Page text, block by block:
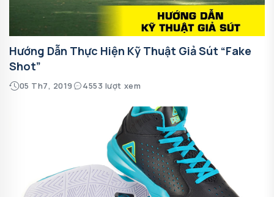
Hướng Dẫn Thực Hiện Kỹ Thuật Giả Sút “Fake
Shot”
05 Th7, 2019 4553 lượt xem